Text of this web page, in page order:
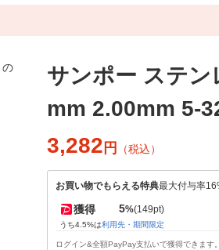
サンポー ステ
mm 2.00mm 5-
3,282 円 （税込）
お買い物でもらえる特典最大付与率
獲得 5%(149pt)
うち4.5%は利用先・期間限定
ログイン&全額PayPay支払いで獲得できます